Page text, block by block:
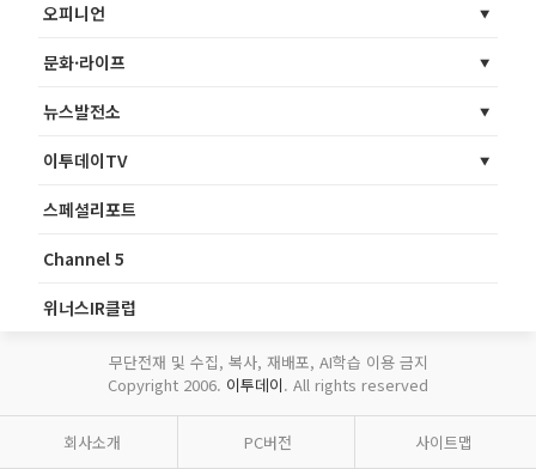
오피니언
문화·라이프
뉴스발전소
이투데이TV
스페셜리포트
Channel 5
위너스IR클럽
무단전재 및 수집, 복사, 재배포, AI학습 이용 금지
Copyright 2006. 이투데이. All rights reserved
회사소개 PC버전 사이트맵